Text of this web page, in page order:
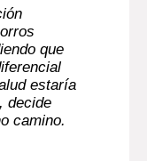
que
estaría
decide
camino.